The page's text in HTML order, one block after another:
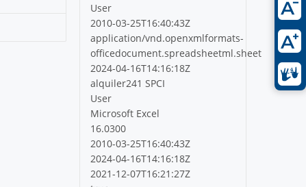
User
2010-03-25T16:40:43Z
application/vnd.openxmlformats-
officedocument.spreadsheetml.sheet
2024-04-16T14:16:18Z
alquiler241 SPCI
User
Microsoft Excel
16.0300
2010-03-25T16:40:43Z
2024-04-16T14:16:18Z
2021-12-07T16:21:27Z